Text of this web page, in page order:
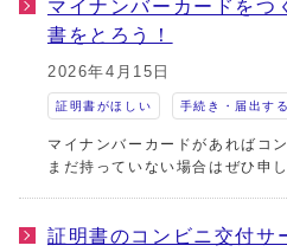
マイナンバーカードをつ
書をとろう！
2026年4月15日
証明書がほしい 手続き・届出する
マイナンバーカードがあればコ
まだ持っていない場合はぜひ申
証明書のコンビニ交付サ